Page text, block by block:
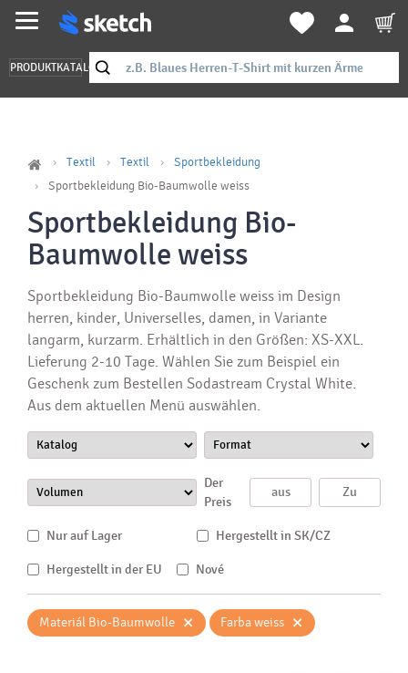
PRODUKTKATALOG
Textil Textil
Sportbekleidung
Sportbekleidung Bio-Baumwolle weiss
Sportbekleidung Bio-
Baumwolle weiss
Sportbekleidung Bio-Baumwolle weiss im Design
herren, kinder, Universelles, damen, in Variante
langarm, kurzarm. Erhältlich in den Größen: XS-XXL.
Lieferung 2-10 Tage. Wählen Sie zum Beispiel ein
Geschenk zum Bestellen Sodastream Crystal White.
Aus dem aktuellen Menü auswählen.
Der
Preis
Nur auf Lager Hergestellt in SK/CZ
Hergestellt in der EU Nové
Materiál Bio-Baumwolle × Farba weiss ×